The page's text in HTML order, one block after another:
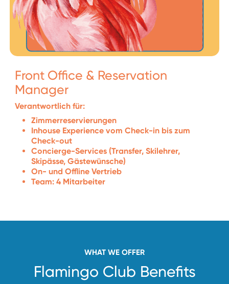
Front Office & Reservation
Manager
Verantwortlich für:
Zimmerreservierungen
Inhouse Experience vom Check-in bis zum
Check-out
Concierge-Services (Transfer, Skilehrer,
Skipässe, Gästewünsche)
On- und Offline Vertrieb
Team: 4 Mitarbeiter
WHAT WE OFFER
Flamingo Club Benefits